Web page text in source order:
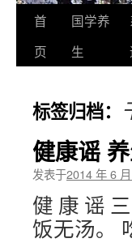
跳
文
首
页
国学养
生
标签归档：
健康谣
发表于2014 年 6
健 康 谣
饭无汤。